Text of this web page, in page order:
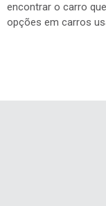
encontrar o carro
opções em carros